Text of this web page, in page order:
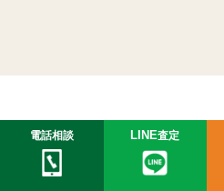
電話相談 LINE査定